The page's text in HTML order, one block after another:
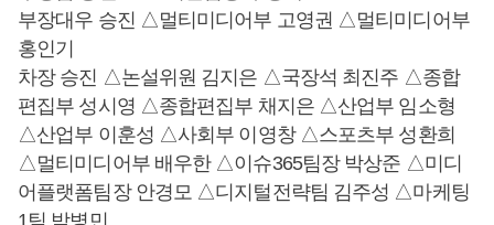
부장대우 승진 △멀티미디어부 고영권 △멀티미디어부
홍인기
차장 승진 △논설위원 김지은 △국장석 최진주 △종합
편집부 성시영 △종합편집부 채지은 △산업부 임소형
△산업부 이훈성 △사회부 이영창 △스포츠부 성환희
△멀티미디어부 배우한 △이슈365팀장 박상준 △미디
어플랫폼팀장 안경모 △디지털전략팀 김주성 △마케팅
1팀 박병민